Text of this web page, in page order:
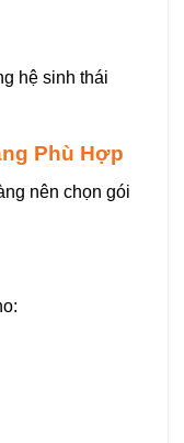
hệ sinh thái
Phù Hợp
nên chọn gói